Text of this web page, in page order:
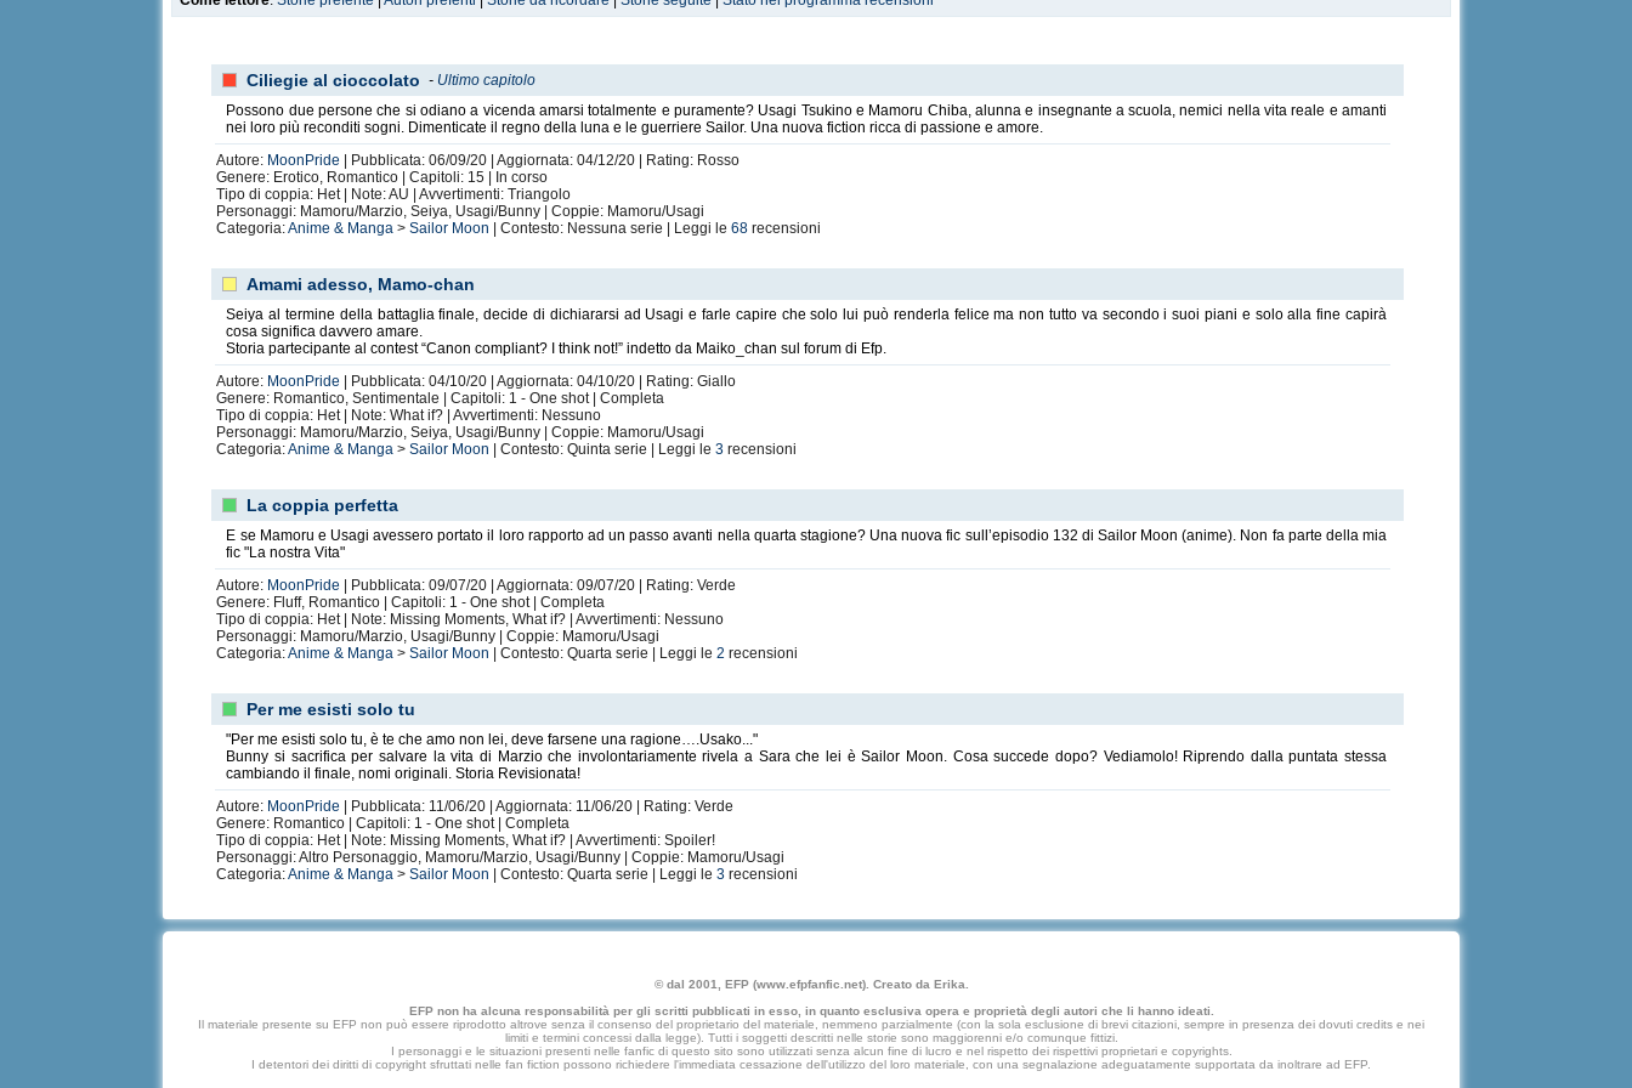
Ciliegie al cioccolato - Ultimo capitolo
Possono due persone che si odiano a vicenda amarsi totalmente e puramente? Usagi Tsukino e Mamoru Chiba, alunna e insegnante a scuola, nemici nella vita reale e amanti
nei loro più reconditi sogni. Dimenticate il regno della luna e le guerriere Sailor. Una nuova fiction ricca di passione e amore.
Autore: MoonPride
| Pubblicata: 06/09/20 | Aggiornata: 04/12/20 | Rating: Rosso
Genere: Erotico, Romantico | Capitoli: 15 | In corso
Tipo di coppia: Het | Note: AU | Avvertimenti: Triangolo
Personaggi: Mamoru/Marzio, Seiya, Usagi/Bunny | Coppie: Mamoru/Usagi
Categoria:Anime & Manga >Sailor Moon | Contesto: Nessuna serie | Leggi le68 recensioni
Amami adesso, Mamo-chan
Seiya al termine della battaglia finale, decide di dichiararsi ad Usagi e farle capire che solo lui può renderla felice ma non tutto va secondo i suoi piani e solo alla fine capirà
cosa significa davvero amare.
Storia partecipante al contest “Canon compliant? I think not!” indetto da Maiko_chan sul forum di Efp.
Autore: MoonPride
| Pubblicata: 04/10/20 | Aggiornata: 04/10/20 | Rating: Giallo
Genere: Romantico, Sentimentale | Capitoli: 1 - One shot | Completa
Tipo di coppia: Het | Note: What if? | Avvertimenti: Nessuno
Personaggi: Mamoru/Marzio, Seiya, Usagi/Bunny | Coppie: Mamoru/Usagi
Categoria:Anime & Manga >Sailor Moon | Contesto: Quinta serie | Leggi le3 recensioni
La coppia perfetta
E se Mamoru e Usagi avessero portato il loro rapporto ad un passo avanti nella quarta stagione? Una nuova fic sull’episodio 132 di Sailor Moon (anime). Non fa parte della mia
fic "La nostra Vita"
Autore: MoonPride
| Pubblicata: 09/07/20 | Aggiornata: 09/07/20 | Rating: Verde
Genere: Fluff, Romantico | Capitoli: 1 - One shot | Completa
Tipo di coppia: Het | Note: Missing Moments, What if? | Avvertimenti: Nessuno
Personaggi: Mamoru/Marzio, Usagi/Bunny | Coppie: Mamoru/Usagi
Categoria:Anime & Manga >Sailor Moon | Contesto: Quarta serie | Leggi le2 recensioni
Per me esisti solo tu
"Per me esisti solo tu, è te che amo non lei, deve farsene una ragione….Usako..."
Bunny si sacrifica per salvare la vita di Marzio che involontariamente rivela a Sara che lei è Sailor Moon. Cosa succede dopo? Vediamolo! Riprendo dalla puntata stessa
cambiando il finale, nomi originali. Storia Revisionata!
Autore: MoonPride
| Pubblicata: 11/06/20 | Aggiornata: 11/06/20 | Rating: Verde
Genere: Romantico | Capitoli: 1 - One shot | Completa
Tipo di coppia: Het | Note: Missing Moments, What if? | Avvertimenti: Spoiler!
Personaggi: Altro Personaggio, Mamoru/Marzio, Usagi/Bunny | Coppie: Mamoru/Usagi
Categoria:Anime & Manga >Sailor Moon | Contesto: Quarta serie | Leggi le3 recensioni
© dal 2001, EFP (www.efpfanfic.net). Creato da Erika.
EFP non ha alcuna responsabilità per gli scritti pubblicati in esso, in quanto esclusiva opera e proprietà degli autori che li hanno ideati.
Il materiale presente su EFP non può essere riprodotto altrove senza il consenso del proprietario del materiale, nemmeno parzialmente (con la sola esclusione di brevi citazioni, sempre in presenza dei dovuti credits e nei
limiti e termini concessi dalla legge). Tutti i soggetti descritti nelle storie sono maggiorenni e/o comunque fittizi.
I personaggi e le situazioni presenti nelle fanfic di questo sito sono utilizzati senza alcun fine di lucro e nel rispetto dei rispettivi proprietari e copyrights.
I detentori dei diritti di copyright sfruttati nelle fan fiction possono richiedere l'immediata cessazione dell'utilizzo del loro materiale, con una segnalazione adeguatamente supportata da inoltrare ad EFP.